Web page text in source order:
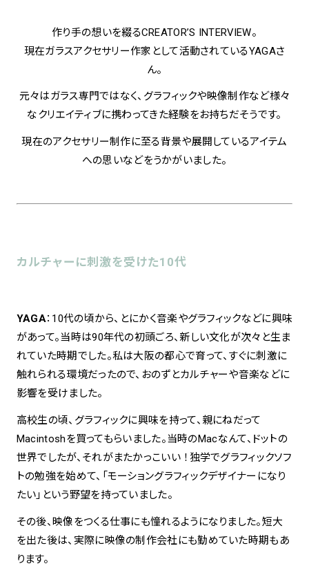
Spiral Rendezvous
Spiral Rendezvous Store
Others3
松坂屋
MoN Park Cafe by Spiral
作り手の想いを綴るCREATOR’S INTERVIEW。
現在ガラスアクセサリー作家として活動されているYAGAさ
ん。
元々はガラス専門ではなく、グラフィックや映像制作など様々
なクリエイティブに携わってきた経験をお持ちだそうです。
現在のアクセサリー制作に至る背景や展開しているアイテム
への思いなどをうかがいました。
カルチャーに刺激を受けた10代
YAGA：10代の頃から、とにかく音楽やグラフィックなどに興味
があって。当時は90年代の初頭ごろ、新しい文化が次々と生ま
れていた時期でした。私は大阪の都心で育って、すぐに刺激に
触れられる環境だったので、おのずとカルチャーや音楽などに
影響を受けました。
高校生の頃、グラフィックに興味を持って、親にねだって
Macintoshを買ってもらいました。当時のMacなんて、ドットの
世界でしたが、それがまたかっこいい ！独学でグラフィックソフ
トの勉強を始めて、「モーショングラフィックデザイナーになり
たい」という野望を持っていました。
その後、映像をつくる仕事にも憧れるようになりました。短大
を出た後は、実際に映像の制作会社にも勤めていた時期もあ
ります。